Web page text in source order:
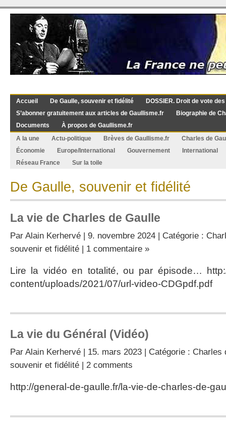
Accueil De Gaulle, souvenir et fidélité
DOSSIER. Droit de vote
S’abonner gratuitement aux articles de Gaullisme.fr
Biographie de
Documents
À propos de Gaullisme.fr
A la une
Actu-politique Brèves de Gaullisme.fr
Charles de
Économie
Europe/International Gouvernement
International
Réseau France
Sur la toile
De Gaulle, souvenir et fidélité
La vie de Charles de Gaulle
Par Alain Kerhervé | 9. novembre 2024 | Catégorie :
souvenir et fidélité | 1 commentaire »
Lire la vidéo en totalité, ou par épisode…
content/uploads/2021/07/url-video-CDGpdf.pdf
La vie du Général (Vidéo)
Par Alain Kerhervé | 15. mars 2023 | Catégorie : Charles
souvenir et fidélité | 2 comments
http://general-de-gaulle.fr/la-vie-de-charles-de-